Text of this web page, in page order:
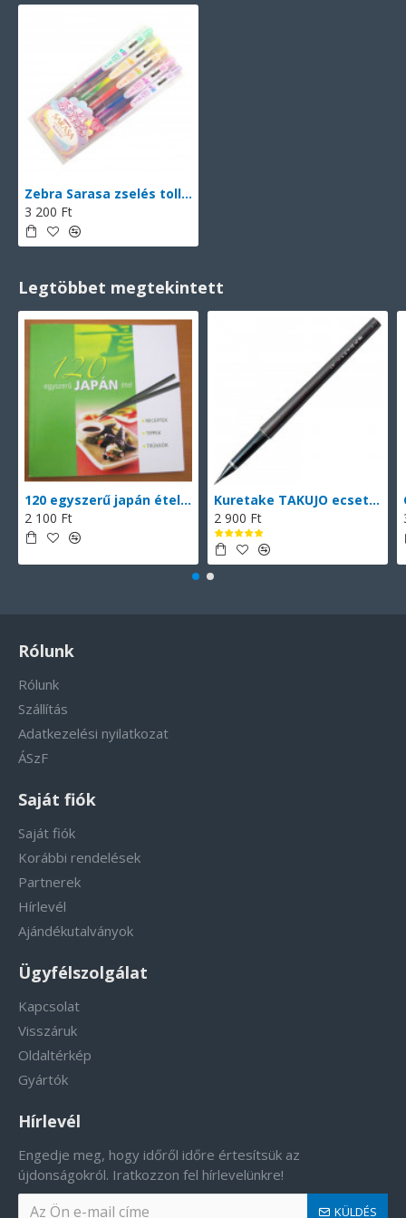
Zebra Sarasa zselés toll, 0.5 mm, Márványos színek, 5 darabos készlet
3 200 Ft
Legtöbbet megtekintett
120 egyszerű japán étel (magyarul)
2 100 Ft
Kuretake TAKUJO ecsettoll No. 8 (DP150-8B), vékony hegyű ecsettoll, fekete tinta, 2 db cserélhető patronnal
2 900 Ft
Rólunk
Rólunk
Szállítás
Adatkezelési nyilatkozat
ÁSzF
Saját fiók
Saját fiók
Korábbi rendelések
Partnerek
Hírlevél
Ajándékutalványok
Ügyfélszolgálat
Kapcsolat
Visszáruk
Oldaltérkép
Gyártók
Hírlevél
Engedje meg, hogy időről időre értesítsük az
újdonságokról. Iratkozzon fel hírlevelünkre!
KÜLDÉS